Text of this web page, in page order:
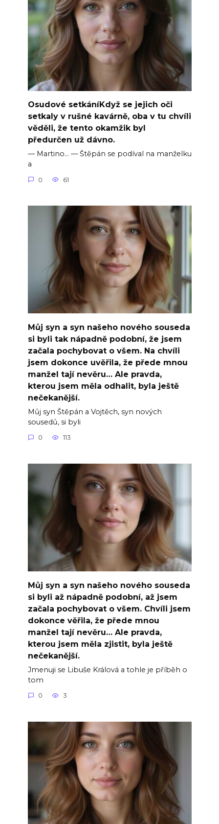
Osudové setkáníKdyž se jejich oči
setkaly v rušné kavárně, oba v tu chvíli
věděli, že tento okamžik byl
předurčen už dávno.
— Martino… — Štěpán se podíval na manželku
a
0 61
Můj syn a syn našeho nového souseda
si byli tak nápadně podobní, že jsem
začala pochybovat o všem. Na chvíli
jsem dokonce uvěřila, že přede mnou
manžel tají nevěru… Ale pravda,
kterou jsem měla odhalit, byla ještě
nečekanější.
Můj syn Štěpán a Vojtěch, syn nových
sousedů, si byli
0 113
Můj syn a syn našeho nového souseda
si byli až nápadně podobní, až jsem
začala pochybovat o všem. Chvíli jsem
dokonce věřila, že přede mnou
manžel tají nevěru… Ale pravda,
kterou jsem měla zjistit, byla ještě
nečekanější.
Jmenuji se Libuše Králová a tohle je příběh o
tom
0 3